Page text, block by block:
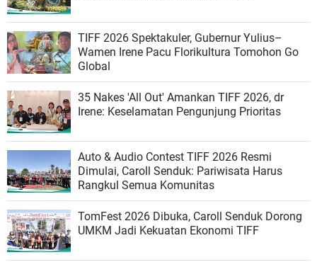
TIFF 2026 Spektakuler, Gubernur Yulius–
Wamen Irene Pacu Florikultura Tomohon Go
Global
35 Nakes 'All Out' Amankan TIFF 2026, dr
Irene: Keselamatan Pengunjung Prioritas
Auto & Audio Contest TIFF 2026 Resmi
Dimulai, Caroll Senduk: Pariwisata Harus
Rangkul Semua Komunitas
TomFest 2026 Dibuka, Caroll Senduk Dorong
UMKM Jadi Kekuatan Ekonomi TIFF